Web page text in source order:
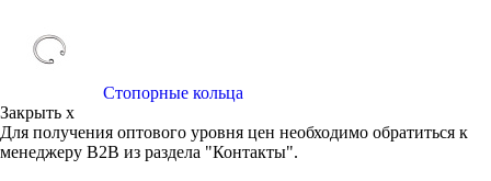
Стопорные кольца
Закрыть x
Для получения оптового уровня цен необходимо обратиться к
менеджеру B2B из раздела "Контакты".